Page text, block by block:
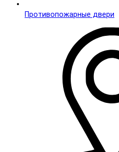
Противопожарные двери